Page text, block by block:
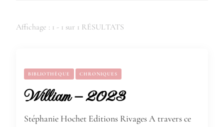
Affichage : 1 - 1 sur 1 RÉSULTATS
BIBLIOTHÈQUE CHRONIQUES
William – 2023
Stéphanie Hochet Editions Rivages A travers ce